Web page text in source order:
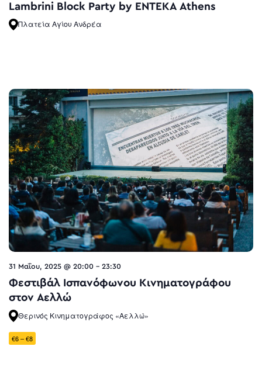
Lambrini Block Party by ENTEKA Athens
Πλατεία Αγίου Ανδρέα
31 Μαΐου, 2025 @ 20:00 - 23:30
Φεστιβάλ Ισπανόφωνου Κινηματογράφου
στον Αελλώ
Θερινός Κινηματογράφος «Αελλώ»
€6 – €8